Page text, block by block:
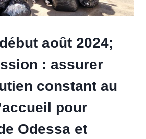
août 2024;
: assurer
constant au
pour
Odessa et